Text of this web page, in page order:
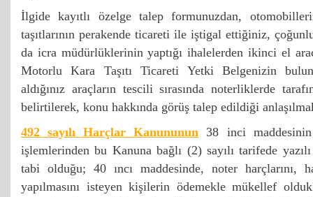
İlgide kayıtlı özelge talep formunuzdan,
taşıtlarının perakende ticareti ile iştigal ettiğiniz,
da icra müdürlüklerinin yaptığı ihalelerden ikinci el
Motorlu Kara Taşıtı Ticareti Yetki Belgenizin
aldığınız araçların tescili sırasında noterliklerde
belirtilerek, konu hakkında görüş talep edildiği
492 sayılı Harçlar Kanununun 38 inci
işlemlerinden bu Kanuna bağlı (2) sayılı tarifede
tabi olduğu; 40 ıncı maddesinde, noter harçlarını,
yapılmasını isteyen kişilerin ödemekle mükellef